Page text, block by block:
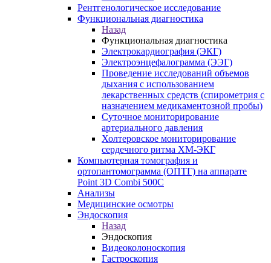
Рентгенологическое исследование
Функциональная диагностика
Назад
Функциональная диагностика
Электрокардиография (ЭКГ)
Электроэнцефалограмма (ЭЭГ)
Проведение исследований объемов
дыхания с использованием
лекарственных средств (спирометрия с
назначением медикаментозной пробы)
Суточное мониторирование
артериального давления
Холтеровское мониторирование
сердечного ритма ХМ-ЭКГ
Компьютерная томография и
ортопантомограмма (ОПТГ) на аппарате
Point 3D Combi 500C
Анализы
Медицинские осмотры
Эндоскопия
Назад
Эндоскопия
Видеоколоноскопия
Гастроскопия